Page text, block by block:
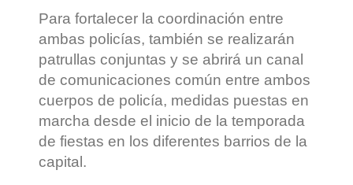
Para fortalecer la coordinación entre
ambas policías, también se realizarán
patrullas conjuntas y se abrirá un canal
de comunicaciones común entre ambos
cuerpos de policía, medidas puestas en
marcha desde el inicio de la temporada
de fiestas en los diferentes barrios de la
capital.